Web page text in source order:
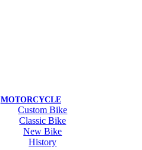
MOTORCYCLE
Custom Bike
Classic Bike
New Bike
History